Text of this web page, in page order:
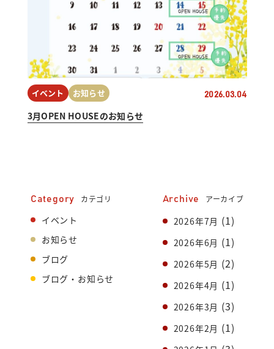
Category カテゴリ
イベント
お知らせ
ブログ
ブログ・お知らせ
Archive アーカイブ
2026年7月 (1)
2026年6月 (1)
2026年5月 (2)
2026年4月 (1)
2026年3月 (3)
2026年2月 (1)
イベント お知らせ 2026.03.04
3月OPEN HOUSEのお知らせ